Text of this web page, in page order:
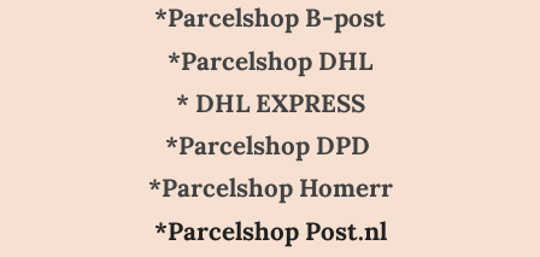
*Parcelshop B-post
*Parcelshop DHL
* DHL EXPRESS
*Parcelshop DPD
*Parcelshop Homerr
*Parcelshop Post.nl